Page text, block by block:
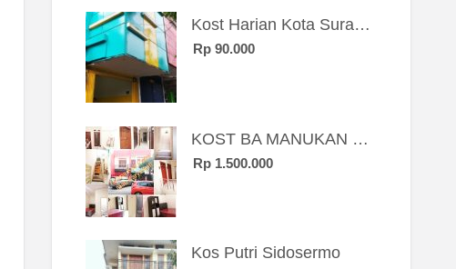
Kost Harian Kota Surabaya “Sierra Kost”
Rp 90.000
KOST BA MANUKAN SBY BRT
Rp 1.500.000
Kos Putri Sidosermo